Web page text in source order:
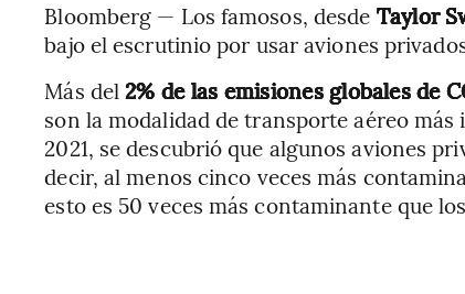
Bloomberg — Los famosos, desde Taylor
bajo el escrutinio por usar aviones
Más del 2% de las emisiones globales de
son la modalidad de transporte aéreo
2021, se descubrió que algunos aviones
decir, al menos cinco veces más
esto es 50 veces más contaminante que